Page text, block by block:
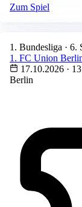
Zum Spiel
1. Bundesliga · 6.
1. FC Union
17.10.2026 ·
Berlin